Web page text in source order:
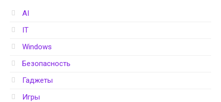
AI
IT
Windows
Безопасность
Гаджеты
Игры